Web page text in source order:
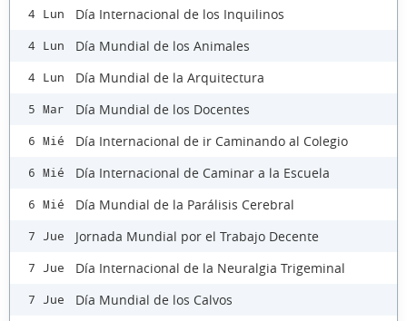
4 Lun Día Internacional de los Inquilinos
4 Lun Día Mundial de los Animales
4 Lun Día Mundial de la Arquitectura
5 Mar Día Mundial de los Docentes
6 Mié Día Internacional de ir Caminando al Colegio
6 Mié Día Internacional de Caminar a la Escuela
6 Mié Día Mundial de la Parálisis Cerebral
7 Jue Jornada Mundial por el Trabajo Decente
7 Jue Día Internacional de la Neuralgia Trigeminal
7 Jue Día Mundial de los Calvos